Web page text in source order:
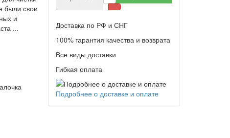
были свои
и
...
Доставка по РФ и СНГ
100% гарантия качества и возврата
Все виды доставки
Гибкая оплата
Подробнее о доставке и оплате